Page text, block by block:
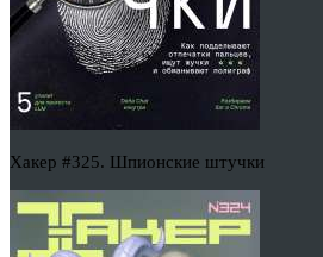
Хакер #325. Шпионские штучки